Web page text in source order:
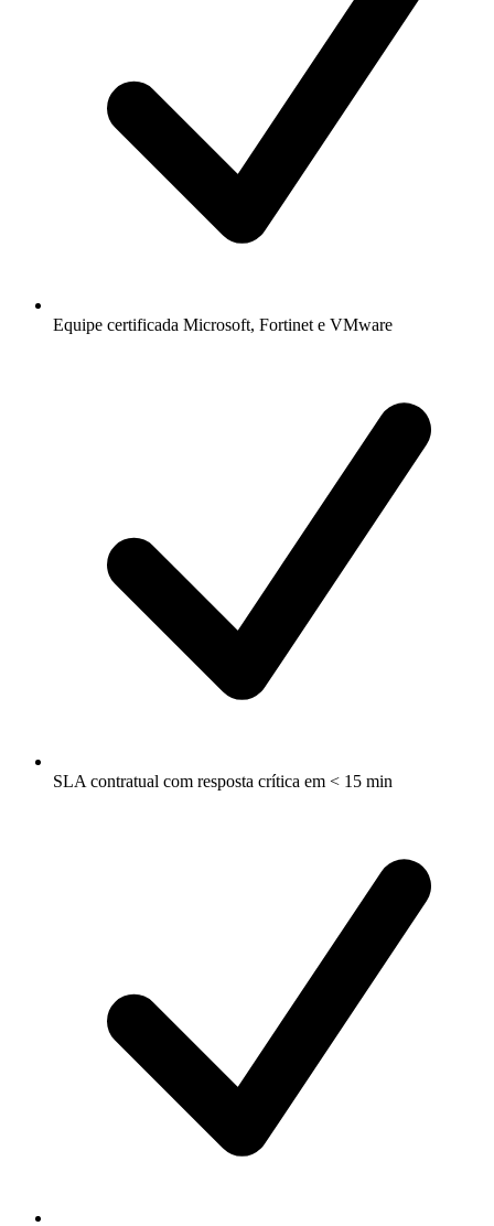
Equipe certificada Microsoft, Fortinet e VMware
SLA contratual com resposta crítica em < 15 min